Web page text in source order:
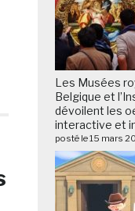
Les Musées
Belgique et
dévoilent les
interactive et
posté le 15 mars